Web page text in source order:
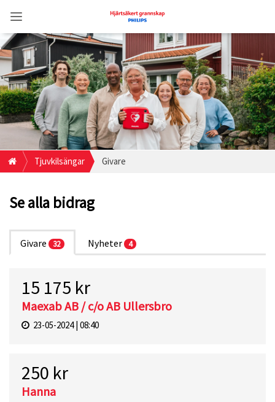
Tjuvkilsängar Givare
Se alla bidrag
Givare 32 Nyheter 4
15 175 kr
Maexab AB / c/o AB Ullersbro
23-05-2024 | 08:40
250 kr
Hanna